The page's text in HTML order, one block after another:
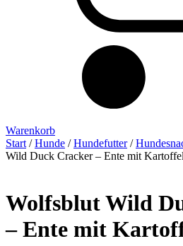
Warenkorb
Start /Hunde /Hundefutter/
Wild Duck Cracker – Ente mit Kartoffel
Wolfsblut Wild
– Ente mit